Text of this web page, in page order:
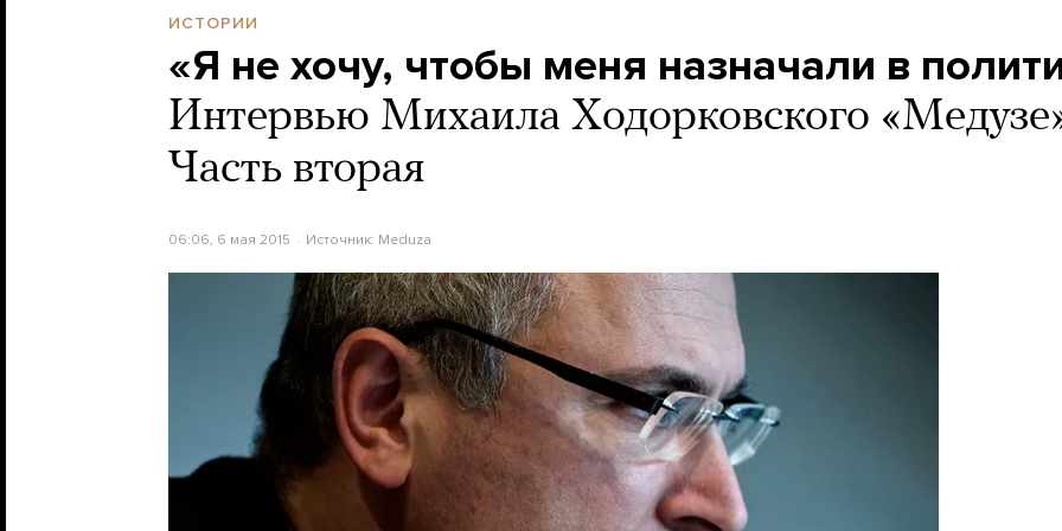
ИСТОРИИ
«Я не хочу, чтобы меня назначали в
Интервью Михаила Ходорковского
Часть вторая
06:06, 6 мая 2015 Источник: Meduza